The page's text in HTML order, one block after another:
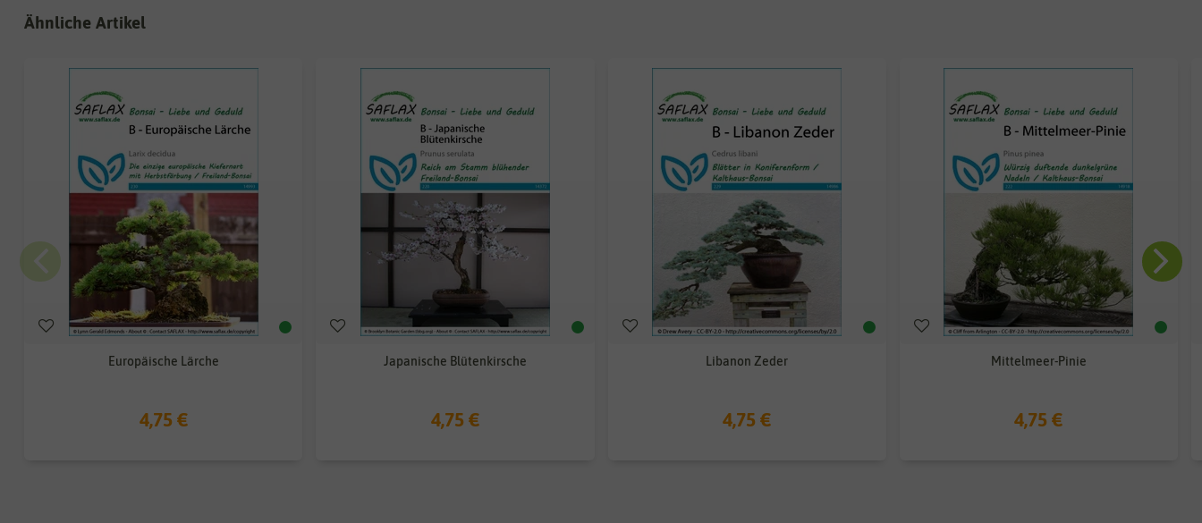
Ähnliche Artikel
Europäische Lärche
4,75 €
Japanische Blütenkirsche
4,75 €
Libanon Zeder
4,75 €
Mittelmeer-Pinie
4,75 €